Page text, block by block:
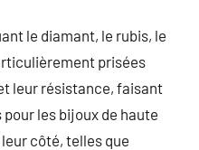
le diamant, le rubis, le
prisées
leur résistance, faisant
pour les bijoux de haute
côté, telles que